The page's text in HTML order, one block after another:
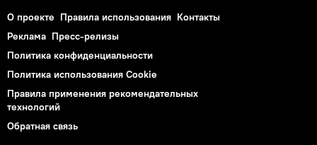
О проекте Правила использования Контакты
Реклама Пресс-релизы
Политика конфиденциальности
Политика использования Cookie
Правила применения рекомендательных
технологий
Обратная связь